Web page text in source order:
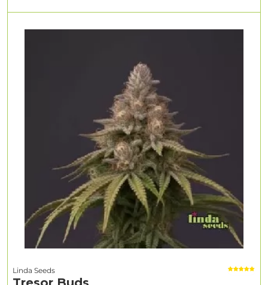
Linda Seeds